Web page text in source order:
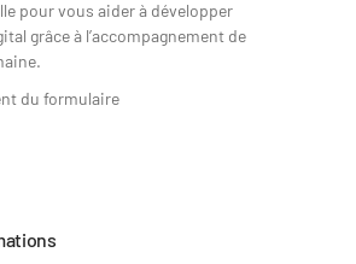
pour vous aider à développer
grâce à l’accompagnement de
du formulaire